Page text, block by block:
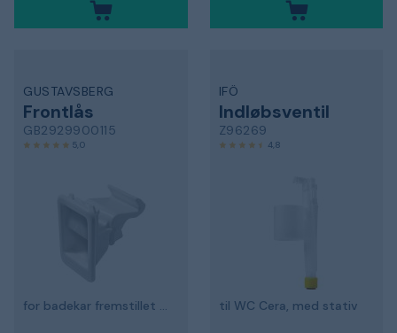
GUSTAVSBERG
Frontlås
GB2929900115
5,0
for badekar fremstillet i årene 1986-1992
IFÖ
Indløbsventil
Z96269
4,8
til WC Cera, med stativ